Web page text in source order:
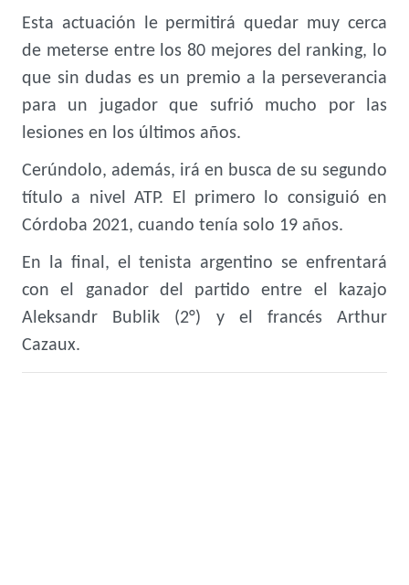
Esta actuación le permitirá quedar muy cerca
de meterse entre los 80 mejores del ranking, lo
que sin dudas es un premio a la perseverancia
para un jugador que sufrió mucho por las
lesiones en los últimos años.
Cerúndolo, además, irá en busca de su segundo
título a nivel ATP. El primero lo consiguió en
Córdoba 2021, cuando tenía solo 19 años.
En la final, el tenista argentino se enfrentará
con el ganador del partido entre el kazajo
Aleksandr Bublik (2°) y el francés Arthur
Cazaux.